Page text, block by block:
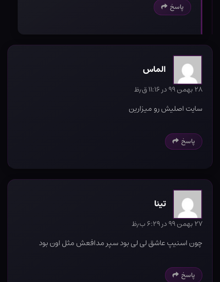
پاسخ
الماس
۲۸ بهمن ۹۹ در ۱۱:۱۶ ق٫ظ
سایت اصلیش رو میزارین
پاسخ
تینا
۲۷ بهمن ۹۹ در ۶:۲۹ ب٫ظ
چون اسنیپ عاشق لی لی بود سپر مدافعش مثل اون بود
پاسخ